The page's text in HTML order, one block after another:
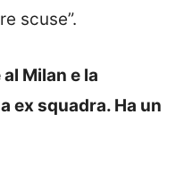
scuse”.
Milan e la
ex squadra. Ha un